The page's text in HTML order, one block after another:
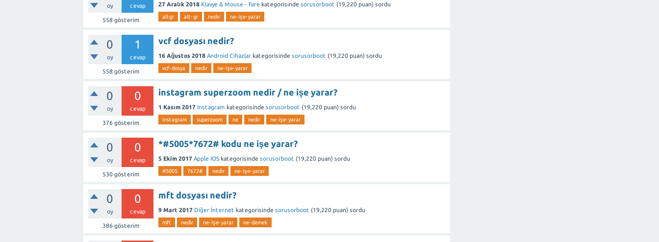
oy cevap
558 gösterim
27 Aralık 2018 Klavye & Mouse - Fare kategorisinde sorusorboot (19,220 puan) sordu
altgr alt-gr nedir ne-işe-yarar
0
oy
1
cevap
558 gösterim
vcf dosyası nedir?
16 Ağustos 2018 Android Cihazlar kategorisinde sorusorboot (19,220 puan) sordu
vcf-dosya nedir ne-işe-yarar
0
oy
0
cevap
376 gösterim
instagram superzoom nedir / ne işe yarar?
1 Kasım 2017 Instagram kategorisinde sorusorboot (19,220 puan) sordu
instagram superzoom ne nedir ne-işe-yarar
0
oy
0
cevap
530gösterim
*#5005*7672# kodu ne işe yarar?
5 Ekim 2017 Apple IOS kategorisinde sorusorboot (19,220 puan) sordu
#5005 7672# nedir ne-işe-yarar
0
oy
0
cevap
386 gösterim
mft dosyası nedir?
9 Mart 2017 Diğer İnternet kategorisinde sorusorboot (19,220 puan) sordu
mft nedir ne-işe-yarar ne-demek